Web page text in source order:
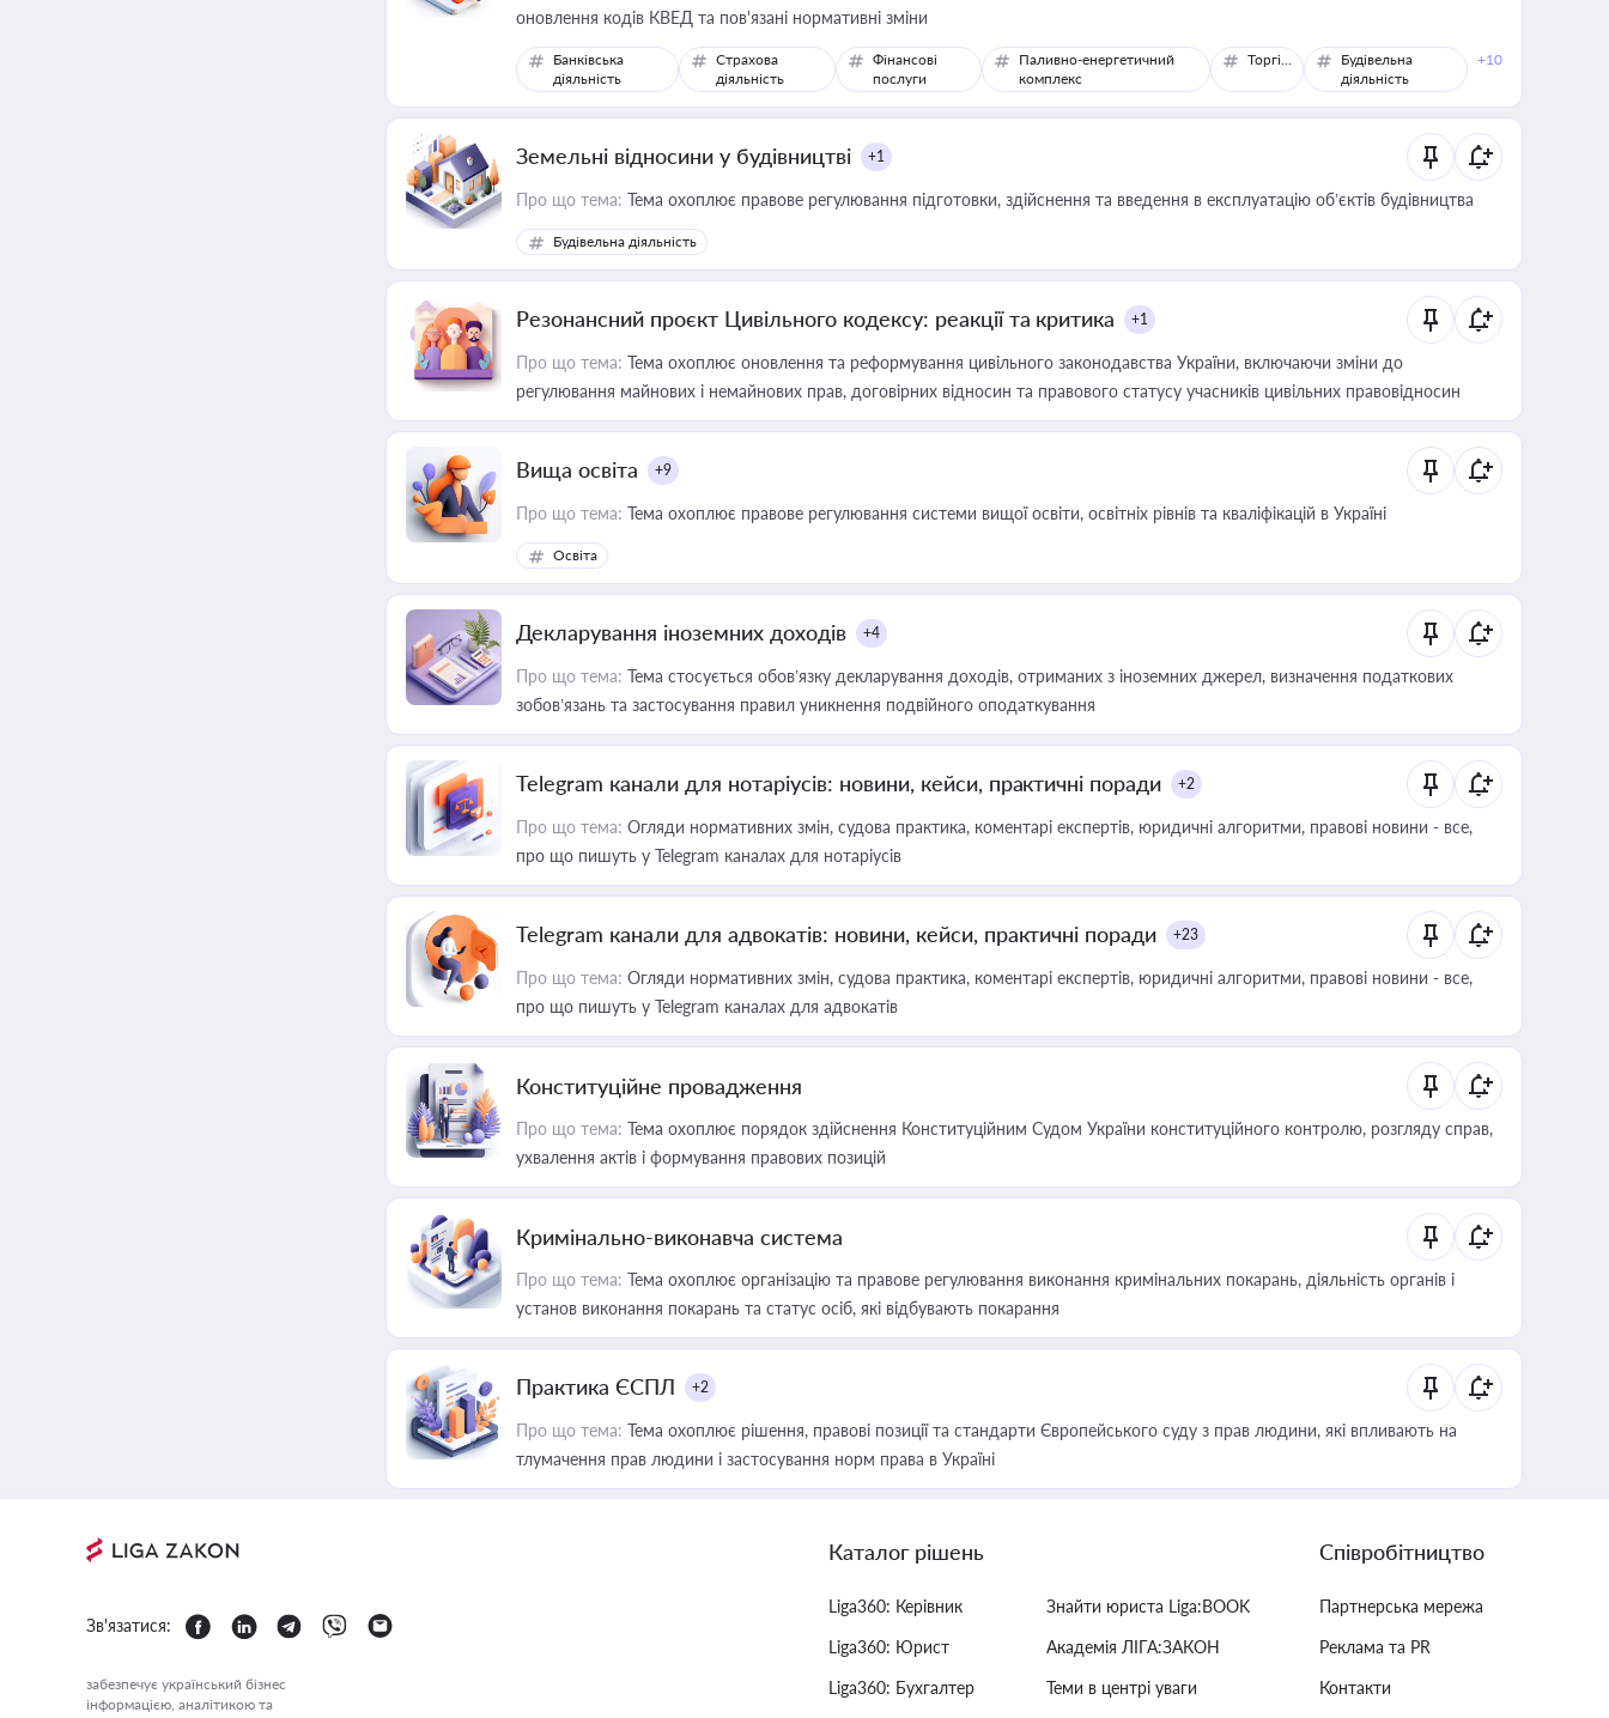
оновлення кодів КВЕД та пов'язані нормативні зміни
Банківська
діяльність
Страхова
діяльність
Фінансові
послуги
Паливно-енергетичний
комплекс
Торгівля
Будівельна
діяльність
+10
Земельні відносини у будівництві +1
Про що тема: Тема охоплює правове регулювання підготовки, здійснення та введення в експлуатацію об’єктів будівництва
Будівельна діяльність
Резонансний проєкт Цивільного кодексу: реакції та критика +1
Про що тема: Тема охоплює оновлення та реформування цивільного законодавства України, включаючи зміни до
регулювання майнових і немайнових прав, договірних відносин та правового статусу учасників цивільних правовідносин
Вища освіта +9
Про що тема: Тема охоплює правове регулювання системи вищої освіти, освітніх рівнів та кваліфікацій в Україні
Освіта
Декларування іноземних доходів +4
Про що тема: Тема стосується обов’язку декларування доходів, отриманих з іноземних джерел, визначення податкових
зобов’язань та застосування правил уникнення подвійного оподаткування
Telegram канали для нотаріусів: новини, кейси, практичні поради +2
Про що тема: Огляди нормативних змін, судова практика, коментарі експертів, юридичні алгоритми, правові новини - все,
про що пишуть у Telegram каналах для нотаріусів
Telegram канали для адвокатів: новини, кейси, практичні поради +23
Про що тема: Огляди нормативних змін, судова практика, коментарі експертів, юридичні алгоритми, правові новини - все,
про що пишуть у Telegram каналах для адвокатів
Конституційне провадження
Про що тема: Тема охоплює порядок здійснення Конституційним Судом України конституційного контролю, розгляду справ,
ухвалення актів і формування правових позицій
Кримінально-виконавча система
Про що тема: Тема охоплює організацію та правове регулювання виконання кримінальних покарань, діяльність органів і
установ виконання покарань та статус осіб, які відбувають покарання
Практика ЄСПЛ +2
Про що тема: Тема охоплює рішення, правові позиції та стандарти Європейського суду з прав людини, які впливають на
тлумачення прав людини і застосування норм права в Україні
Зв'язатися:
забезпечує український бізнес
інформацією, аналітикою та
Каталог рішень
Liga360: Керівник
Liga360: Юрист
Liga360: Бухгалтер
Знайти юриста Liga:BOOK
Академія ЛІГА:ЗАКОН
Теми в центрі уваги
Співробітництво
Партнерська мережа
Реклама та PR
Контакти